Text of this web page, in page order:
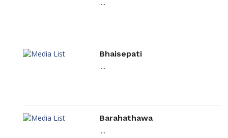
....
Bhaisepati
....
Barahathawa
....